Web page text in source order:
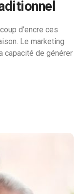
d’encre ces
Le marketing
capacité de générer